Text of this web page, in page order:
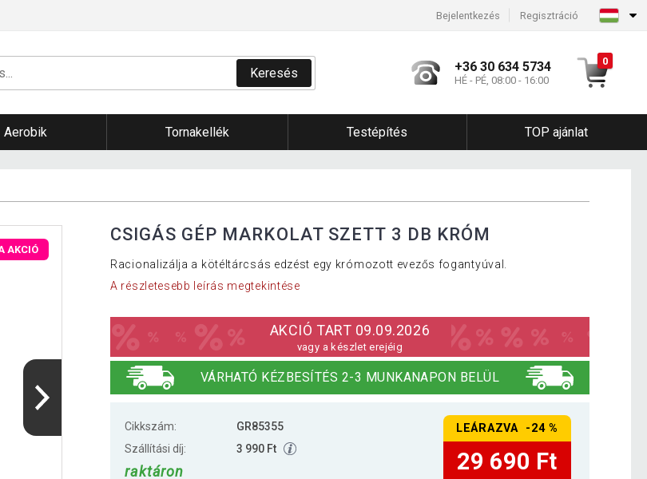
Bejelentkezés Regisztráció
Keresés +36 30 634 5734
HÉ - PÉ, 08:00 - 16:00
0
Aerobik Tornakellék Testépítés TOP ajánlat
AKCIÓ
CSIGÁS GÉP MARKOLAT SZETT 3 DB KRÓM
Racionalizálja a kötéltárcsás edzést egy krómozott evezős fogantyúval.
A részletesebb leírás megtekintése
AKCIÓ TART 09.09.2026
vagy a készlet erejéig
VÁRHATÓ KÉZBESÍTÉS 2-3 MUNKANAPON BELÜL
Cikkszám:
GR85355
Szállítási díj:
3 990 Ft
raktáron
LEÁRAZVA -24 %
29 690 Ft